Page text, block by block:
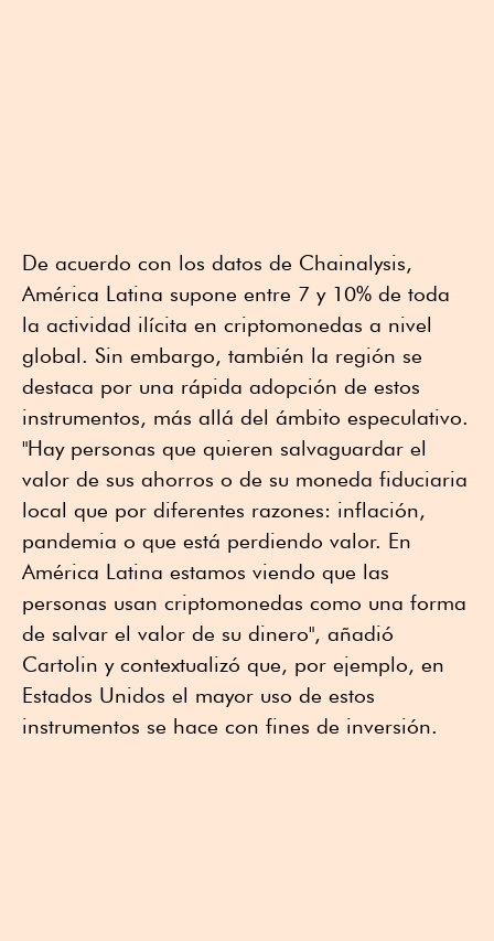
De acuerdo con los datos de Chainalysis,
América Latina supone entre 7 y 10% de toda
la actividad ilícita en criptomonedas a nivel
global. Sin embargo, también la región se
destaca por una rápida adopción de estos
instrumentos, más allá del ámbito especulativo.
"Hay personas que quieren salvaguardar el
valor de sus ahorros o de su moneda fiduciaria
local que por diferentes razones: inflación,
pandemia o que está perdiendo valor. En
América Latina estamos viendo que las
personas usan criptomonedas como una forma
de salvar el valor de su dinero", añadió
Cartolin y contextualizó que, por ejemplo, en
Estados Unidos el mayor uso de estos
instrumentos se hace con fines de inversión.